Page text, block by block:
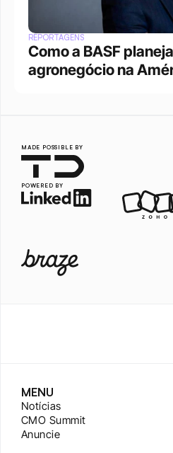
REPORTAGENS
Como a BASF
agronegócio na
MADE POSSIBLE BY
POWERED BY
MENU
Notícias
CMO Summit
Anuncie